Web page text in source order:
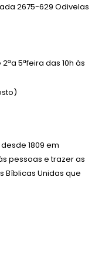
2675-629 Odivelas
5ªfeira das 10h às
1809 em
pessoas e trazer as
Bíblicas Unidas que